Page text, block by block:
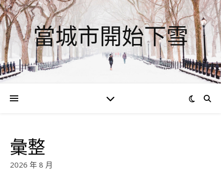
當城市開始下雪
彙整
2026 年 8 月